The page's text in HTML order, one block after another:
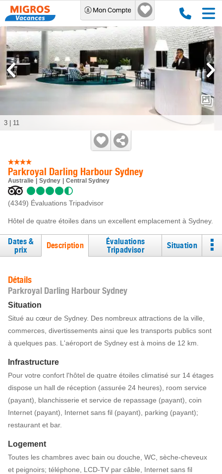
Parkroyal Darling Harbour Sydney
Australie Sydney Central Sydney
(4349) Évaluations Tripadvisor
Hôtel de quatre étoiles dans un excellent emplacement à Sydney.
3 11
Dates &
prix
Description
Évaluations
Tripadvisor
Situation
Détails
Parkroyal Darling Harbour Sydney
Situation
Situé au cœur de Sydney. Des nombreux attractions de la ville,
commerces, divertissements ainsi que les transports publics sont
à quelques pas. L'aéroport de Sydney est à moins de 12 km.
Infrastructure
Pour votre confort l'hôtel de quatre étoiles climatisé sur 14 étages
dispose un hall de réception (assurée 24 heures), room service
(payant), blanchisserie et service de repassage (payant), coin
Internet (payant), Internet sans fil (payant), parking (payant);
restaurant et bar.
Logement
Toutes les chambres avec bain ou douche, WC, sèche-cheveux
et peignoirs; téléphone, LCD-TV par câble, Internet sans fil